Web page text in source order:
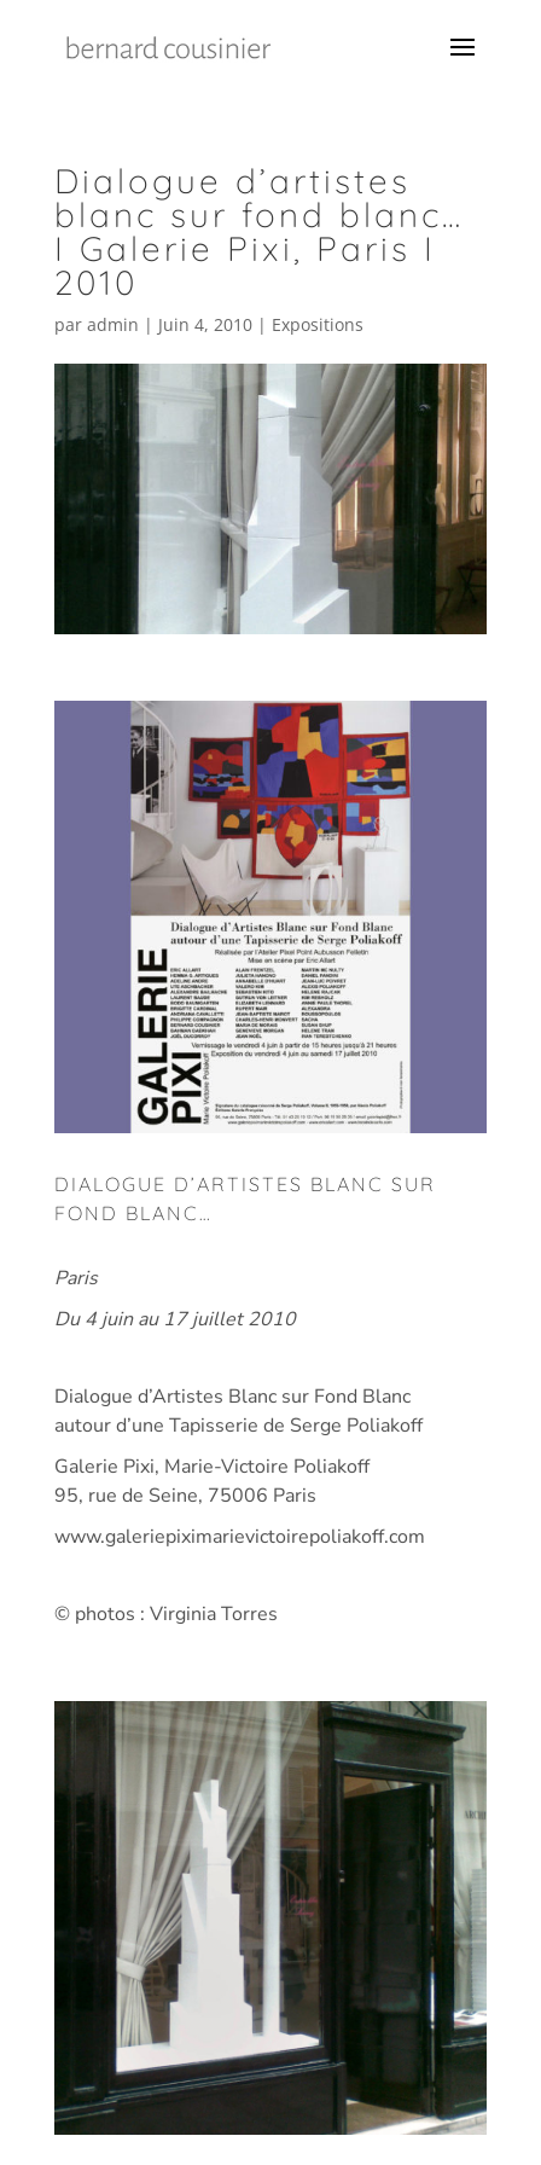
Dialogue d’artistes
blanc sur fond blanc…
I Galerie Pixi, Paris I
2010
par admin | Juin 4, 2010| Expositions
DIALOGUE D’ARTISTES BLANC SUR
FOND BLANC…
Paris
Du 4 juin au 17 juillet 2010
Dialogue d’Artistes Blanc sur Fond Blanc
autour d’une Tapisserie de Serge Poliakoff
Galerie Pixi, Marie-Victoire Poliakoff
95, rue de Seine, 75006 Paris
www.galeriepiximarievictoirepoliakoff.com
© photos : Virginia Torres